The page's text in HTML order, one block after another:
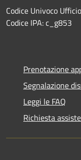
Codice Univoco
Codice IPA: c_g853
Prenotazione
Segnalazione
Leggi le FAQ
Richiesta